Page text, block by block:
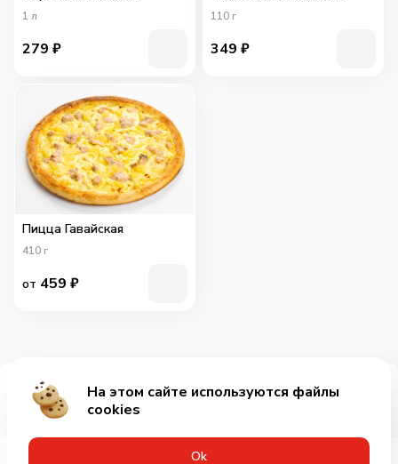
Добавить за 379₽
1 л
279 ₽
110 г
349 ₽
Пицца Гавайская
410 г
от 459 ₽
На этом сайте используются файлы
cookies
Оk